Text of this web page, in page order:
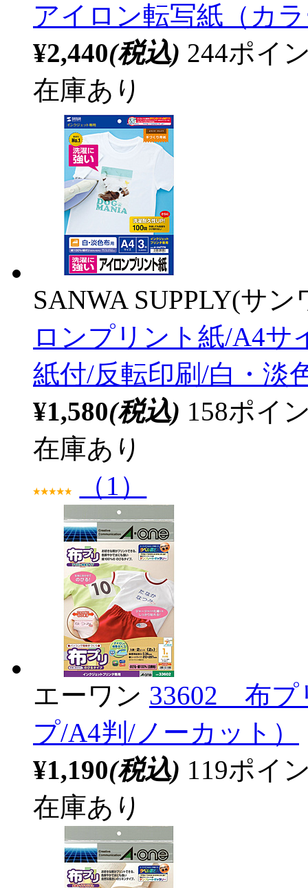
アイロン転写紙（カ
¥2,440(税込) 244ポイ
在庫あり
SANWA SUPPLY(サ
ロンプリント紙/A4サ
紙付/反転印刷/白・淡
¥1,580(税込) 158ポイ
在庫あり
（1）
エーワン 33602 布プ
プ/A4判/ノーカット）
¥1,190(税込) 119ポイ
在庫あり